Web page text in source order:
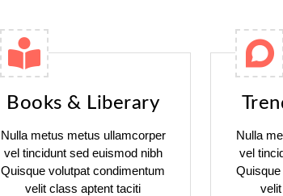
Books & Liberary
Nulla metus metus ullamcorper
vel tincidunt sed euismod nibh
Quisque volutpat condimentum
velit class aptent taciti
Nulla
vel